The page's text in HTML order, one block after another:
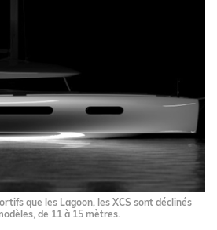
que les Lagoon, les XCS sont déclinés
de 11 à 15 mètres.